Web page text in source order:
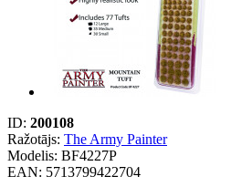
ID: 200108
Ražotājs: The Army Painter
Modelis: BF4227P
EAN: 5713799422704